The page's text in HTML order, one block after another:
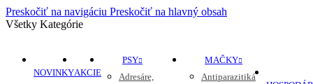
Preskočiť na navigáciu Preskočiť na hlavný obsah
Všetky Kategórie
NOVINKYAKCIE
PSY
Adresáre,
MAČKY
Antiparazitiká